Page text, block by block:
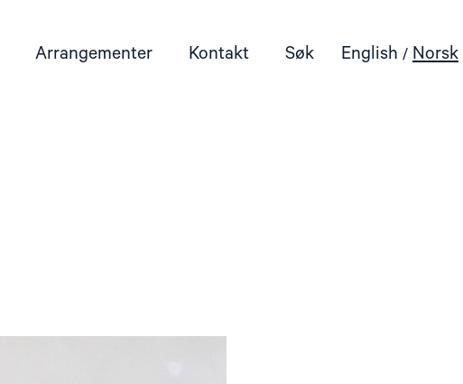
Arrangementer Kontakt Søk English Norsk